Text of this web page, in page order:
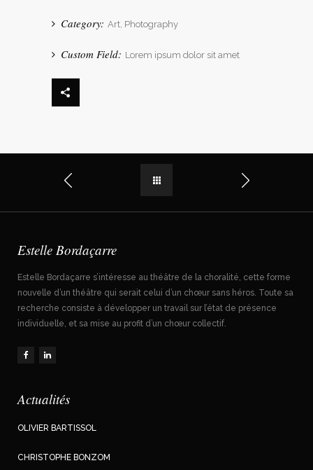
Category: Art, Photography
Custom Field: Lorem ipsum dolor sit amet
Estelle Bordaçarre
Estelle Bordaçarre s’intéresse au théâtre de la choralité, cette forme
nouvelle d’un théâtre qui serait celui d’un chœur sans héros. Toute sa
recherche consiste à développer un travail sur l’état de présence
individuelle, et sa mise au profit d’un chœur collectif.
Actualités
OLIVIER BARTISSOL
CHRISTOPHE BONZOM